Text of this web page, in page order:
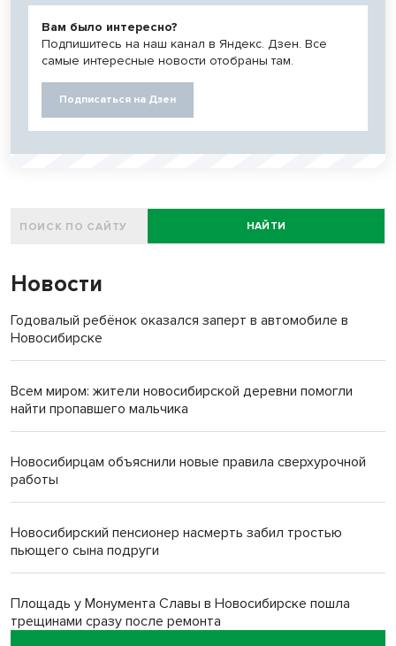
Вам было интересно?
Подпишитесь на наш канал в Яндекс. Дзен. Все
самые интересные новости отобраны там.
Подписаться на Дзен
НАЙТИ
Новости
Годовалый ребёнок оказался заперт в автомобиле в
Новосибирске
Всем миром: жители новосибирской деревни помогли
найти пропавшего мальчика
Новосибирцам объяснили новые правила сверхурочной
работы
Новосибирский пенсионер насмерть забил тростью
пьющего сына подруги
Площадь у Монумента Славы в Новосибирске пошла
трещинами сразу после ремонта